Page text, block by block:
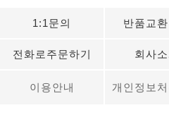
1:1문의 반품교
전화로주문하기 회사소
이용안내 개인정보